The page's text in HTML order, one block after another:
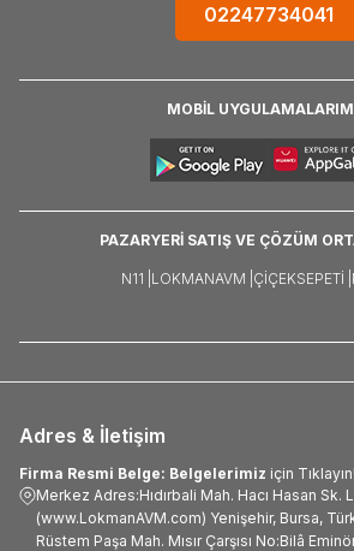
02247734041
MOBİL
PAZARYERİ SATIŞ VE ÇÖZÜM
N11 | LOKMANAVM | ÇIÇEKSEPETI |
Adres & İletişim
Firma Resmi Belge: Belgelerimiz için Tıklayın!
Merkez Adres:Hıdırbali Mah. Hacı Hasan Sk.
(www.LokmanAVM.com) Yenişehir, Bursa,
Rüstem Paşa Mah. Mısır Çarşısı No:Bilâ